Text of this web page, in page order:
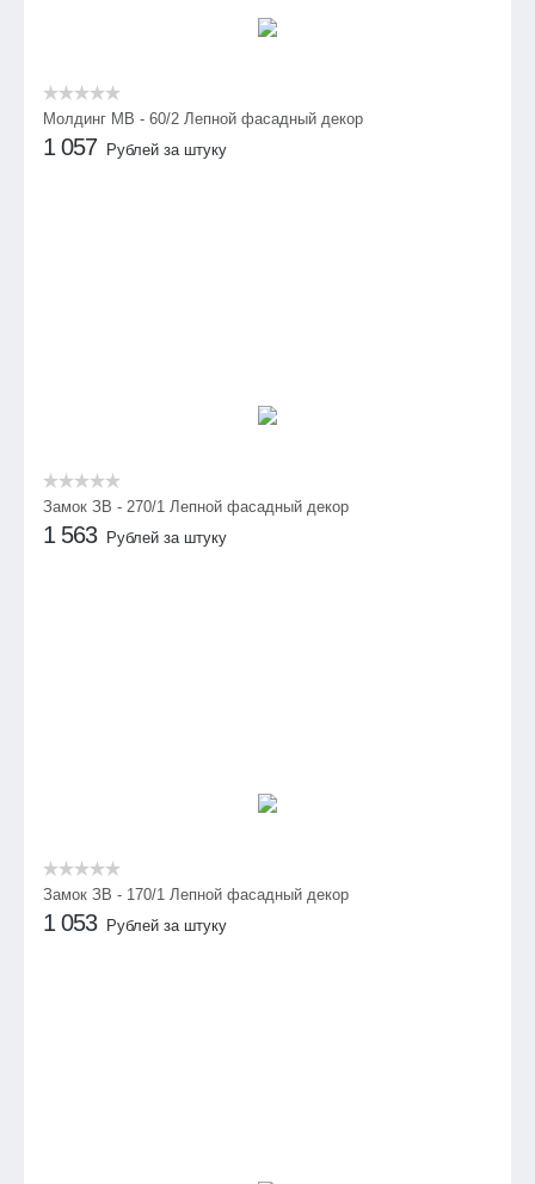
Молдинг МВ - 60/2 Лепной фасадный декор
1 057 Рублей за штуку
Замок ЗВ - 270/1 Лепной фасадный декор
1 563 Рублей за штуку
Замок ЗВ - 170/1 Лепной фасадный декор
1 053 Рублей за штуку